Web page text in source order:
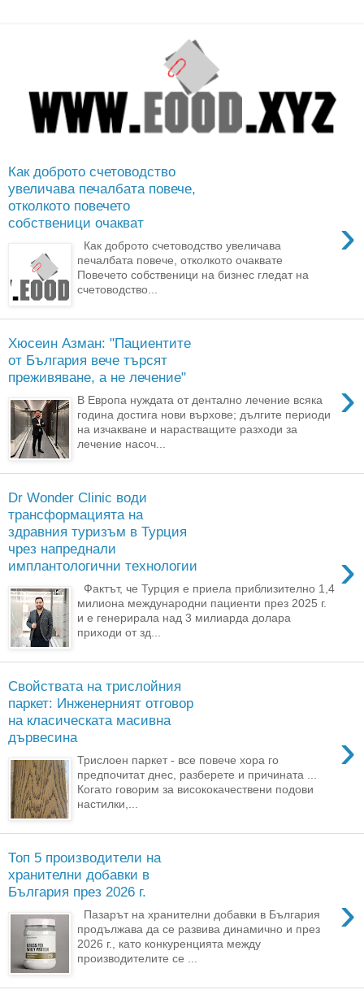
Как доброто счетоводство
увеличава печалбата повече,
отколкото повечето
собственици очакват
›
Как доброто счетоводство увеличава
печалбата повече, отколкото очаквате
Повечето собственици на бизнес гледат на
счетоводство...
Хюсеин Азман: "Пациентите
от България вече търсят
преживяване, а не лечение"
›
В Европа нуждата от дентално лечение всяка
година достига нови върхове; дългите периоди
на изчакване и нарастващите разходи за
лечение насоч...
Dr Wonder Clinic води
трансформацията на
здравния туризъм в Турция
чрез напреднали
имплантологични технологии
›
Фактът, че Турция е приела приблизително 1,4
милиона международни пациенти през 2025 г.
и е генерирала над 3 милиарда долара
приходи от зд...
Свойствата на трислойния
паркет: Инженерният отговор
на класическата масивна
дървесина
›
Трислоен паркет - все повече хора го
предпочитат днес, разберете и причината ...
Когато говорим за висококачествени подови
настилки,...
Топ 5 производители на
хранителни добавки в
България през 2026 г.
›
Пазарът на хранителни добавки в България
продължава да се развива динамично и през
2026 г., като конкуренцията между
производителите се ...